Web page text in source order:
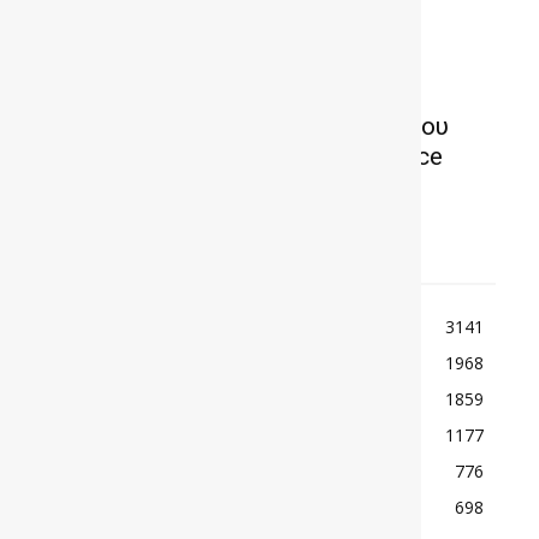
F1-Μαϊάμι G.P. 2026: Κυριαρχία του
πρωταθλητή Norris στο Sprint Race
3141
1968
1859
1177
776
698